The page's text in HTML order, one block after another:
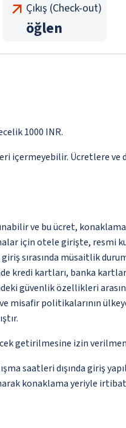
Çıkış (Check-out)
öğlen
1000 INR.
içermeyebilir. Ücretlere
ve bu ücret,
için otele girişte, resmi
sırasında müsaitlik
kredi kartları, banka
güvenlik özellikleri
misafir politikalarının
getirilmesine izin
saatleri dışında giriş
konaklama yeriyle